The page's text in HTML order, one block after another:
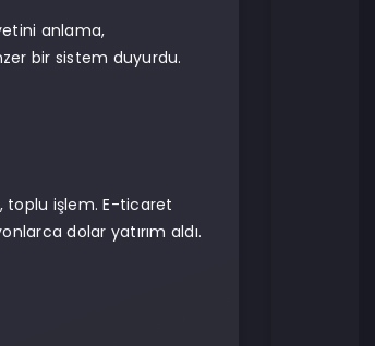
anlama,
bir sistem duyurdu.
toplu işlem. E-ticaret
dolar yatırım aldı.